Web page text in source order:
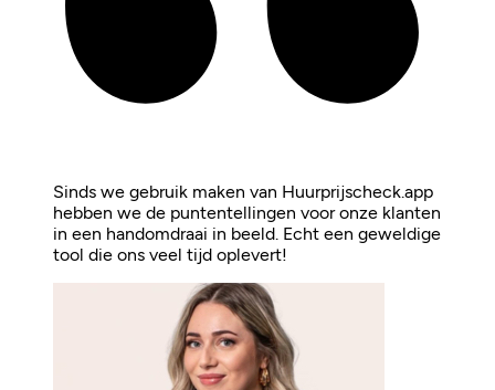
Sinds we gebruik maken van Huurprijscheck.app
hebben we de puntentellingen voor onze klanten
in een handomdraai in beeld. Echt een geweldige
tool die ons veel tijd oplevert!